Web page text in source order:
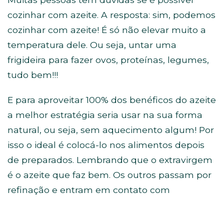
cozinhar com azeite. A resposta: sim, podemos
cozinhar com azeite! É só não elevar muito a
temperatura dele. Ou seja, untar uma
frigideira para fazer ovos, proteínas, legumes,
tudo bem!!!
E para aproveitar 100% dos benéficos do azeite
a melhor estratégia seria usar na sua forma
natural, ou seja, sem aquecimento algum! Por
isso o ideal é colocá-lo nos alimentos depois
de preparados. Lembrando que o extravirgem
é o azeite que faz bem. Os outros passam por
refinação e entram em contato com